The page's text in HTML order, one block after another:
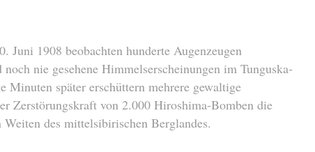
Juni 1908 beobachten hunderte Augenzeugen
nie gesehene Himmelserscheinungen im Tunguska-
Minuten später erschüttern mehrere gewaltige
Zerstörungskraft von 2.000 Hiroshima-Bomben die
des mittelsibirischen Berglandes.